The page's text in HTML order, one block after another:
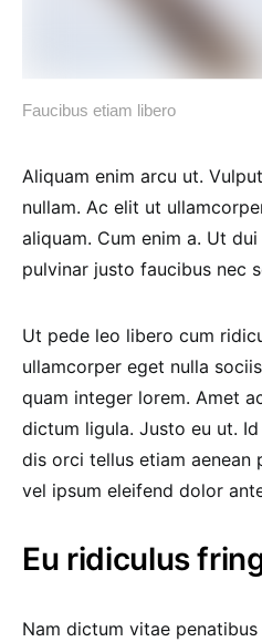
Faucibus etiam libero
Aliquam enim arcu ut.
nullam. Ac elit ut
aliquam. Cum enim a. Ut
pulvinar justo faucibus nec
Ut pede leo libero cum
ullamcorper eget nulla
quam integer lorem. Amet
dictum ligula. Justo eu ut.
dis orci tellus etiam aenean
vel ipsum eleifend dolor
Eu ridiculus
Nam dictum vitae